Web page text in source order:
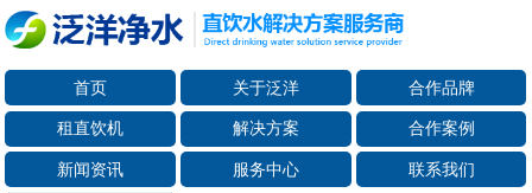
首页 关于泛洋 合作品牌
租直饮机 解决方案 合作案例
新闻资讯 服务中心 联系我们